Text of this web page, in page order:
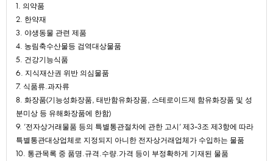
1.의약품
2.한약재
3.야생동물관련제품
4.농림축수산물등검역대상물품
5.건강기능식품
6.지식재산권위반의심물품
7.식품류.과자류
8.화장품(기능성화장품,태반함유화장품,스테로이드제함유화장품및성
분미상등유해화장품에한함)
9.'전자상거래물품등의특별통관절차에관한고시'제3-3조제3항에따라
특별통관대상업체로지정되지아니한전자상거래업체가수입하는물품
10.통관목록중품명.규격.수량.가격등이부정확하게기재된물품